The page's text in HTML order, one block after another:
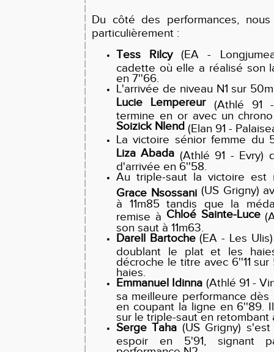
Du côté des performances,
particulièrement :
Tess Rilcy(EA -
cadette où elle a réalisé son
en 7''66.
L'arrivée de niveau N1 sur
Lucie Lempereur(Athlé 91 -
termine en or avec un
Soizick Nlend (Elan 91 -
La victoire sénior femme du
Liza Abada (Athlé 91 - Evry)
d'arrivée en 6''58.
Au triple-saut la victoire
Grace Nsossani(US Grigny)
à 11m85 tandis que la
remise à Chloé Sainte-Luce
son saut à 11m63.
Darell Bartoche(EA - Les
doublant le plat et les
décroche le titre avec 6''11
haies.
Emmanuel Idinna (Athlé 91 -
sa meilleure performance
en coupant la ligne en 6''89.
sur le triple-saut en retombant
Serge Taha (US Grigny)
espoir en 5'91, signant
performance N2.